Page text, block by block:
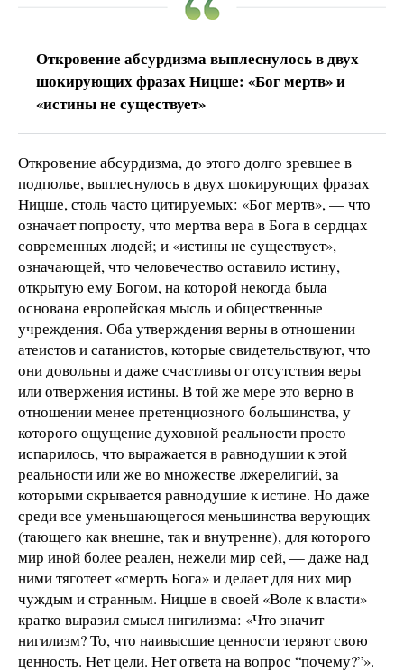
Откровение абсурдизма выплеснулось в двух
шокирующих фразах Ницше: «Бог мертв» и
«истины не существует»
Откровение абсурдизма, до этого долго зревшее в
подполье, выплеснулось в двух шокирующих фразах
Ницше, столь часто цитируемых: «Бог мертв», — что
означает попросту, что мертва вера в Бога в сердцах
современных людей; и «истины не существует»,
означающей, что человечество оставило истину,
открытую ему Богом, на которой некогда была
основана европейская мысль и общественные
учреждения. Оба утверждения верны в отношении
атеистов и сатанистов, которые свидетельствуют, что
они довольны и даже счастливы от отсутствия веры
или отвержения истины. В той же мере это верно в
отношении менее претенциозного большинства, у
которого ощущение духовной реальности просто
испарилось, что выражается в равнодушии к этой
реальности или же во множестве лжерелигий, за
которыми скрывается равнодушие к истине. Но даже
среди все уменьшающегося меньшинства верующих
(тающего как внешне, так и внутренне), для которого
мир иной более реален, нежели мир сей, — даже над
ними тяготеет «смерть Бога» и делает для них мир
чуждым и странным. Ницше в своей «Воле к власти»
кратко выразил смысл нигилизма: «Что значит
нигилизм? То, что наивысшие ценности теряют свою
ценность. Нет цели. Нет ответа на вопрос “почему?”».